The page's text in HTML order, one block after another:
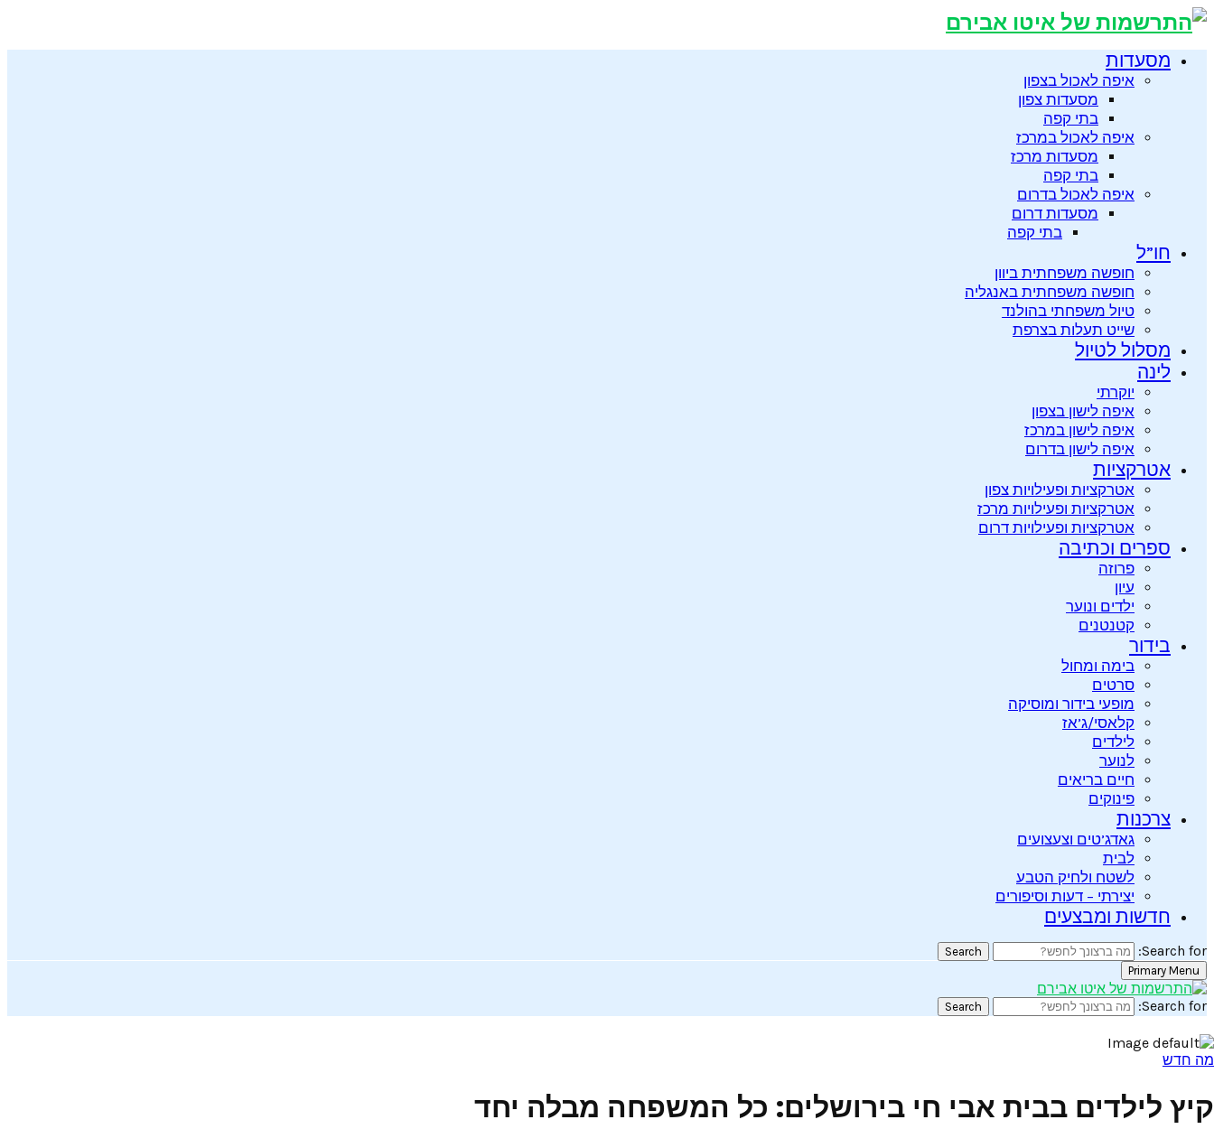
מסעדות
איפה לאכול בצפון
מסעדות צפון
בתי קפה
איפה לאכול במרכז
מסעדות מרכז
בתי קפה
איפה לאכול בדרום
מסעדות דרום
בתי קפה
חו”ל
חופשה משפחתית ביוון
חופשה משפחתית באנגליה
טיול משפחתי בהולנד
שייט תעלות בצרפת
מסלול לטיול
לינה
יוקרתי
איפה לישון בצפון
איפה לישון במרכז
איפה לישון בדרום
אטרקציות
אטרקציות ופעילויות צפון
אטרקציות ופעילויות מרכז
אטרקציות ופעילויות דרום
ספרים וכתיבה
פרוזה
עיון
ילדים ונוער
קטנטנים
בידור
בימה ומחול
סרטים
מופעי בידור ומוסיקה
קלאסי/ג’אז
לילדים
לנוער
חיים בריאים
פינוקים
צרכנות
גאדג’טים וצעצועים
לבית
לשטח ולחיק הטבע
יצירתי – דעות וסיפורים
חדשות ומבצעים
Search for:
Search
Primary Menu
Search for:
Search
מה חדש
קיץ לילדים בבית אבי חי בירושלים: כל המשפחה מבלה יחד